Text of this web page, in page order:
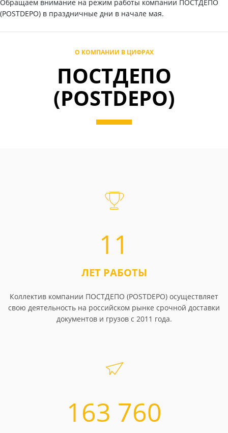
Обращаем внимание на режим работы компании ПОСТДЕПО
(POSTDEPO) в праздничные дни в начале мая.
О КОМПАНИИ В ЦИФРАХ
ПОСТДЕПО
(POSTDEPO)
11
ЛЕТ РАБОТЫ
Коллектив компании ПОСТДЕПО (POSTDEPO) осуществляет
свою деятельность на российском рынке срочной доставки
документов и грузов с 2011 года.
163 760